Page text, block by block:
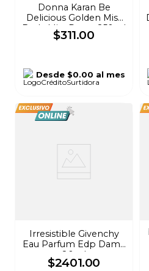
Donna Karan Be
Delicious Golden Mist
Body Mist Dama 250ml
$311.00
Desde$0.00 al mes
Irresistible Givenchy
Eau Parfum Edp Dama
80ml
$2401.00